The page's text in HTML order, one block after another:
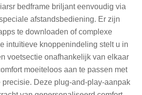
bedframe briljant eenvoudig via
afstandsbediening. Er zijn
te downloaden of complexe
intuïtieve knoppenindeling stelt u in
voetsectie onafhankelijk van elkaar
moeiteloos aan te passen met
Deze plug-and-play-aanpak